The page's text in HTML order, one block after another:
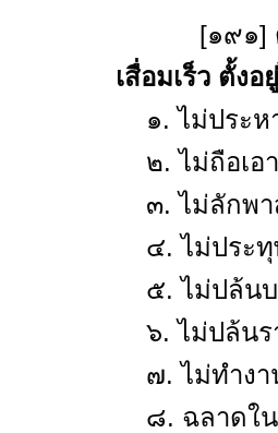
[๑๙๑] ดูกร
เสื่อมเร็ว ตั้ง
๑. ไม่ประห
๒. ไม่ถือเอ
๓. ไม่ลักพา
๔. ไม่ประทุ
๕. ไม่ปล้นบ
๖. ไม่ปล้นร
๗. ไม่ทำงา
๘. ฉลาดใน